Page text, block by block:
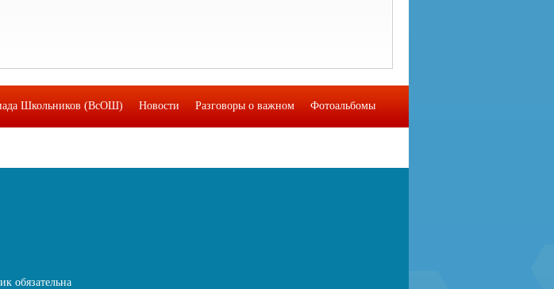
Школьников (ВсОШ) Новости Разговоры о важном Фотоальбомы
обязательна